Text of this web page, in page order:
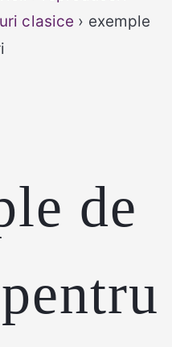
clasice › exemple
de